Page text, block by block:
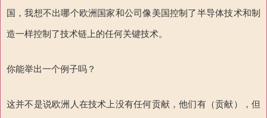
国，我想不出哪个欧洲国家和公司像美国控制了半导体技术和制
造一样控制了技术链上的任何关键技术。
你能举出一个例子吗？
这并不是说欧洲人在技术上没有任何贡献，他们有（贡献），但